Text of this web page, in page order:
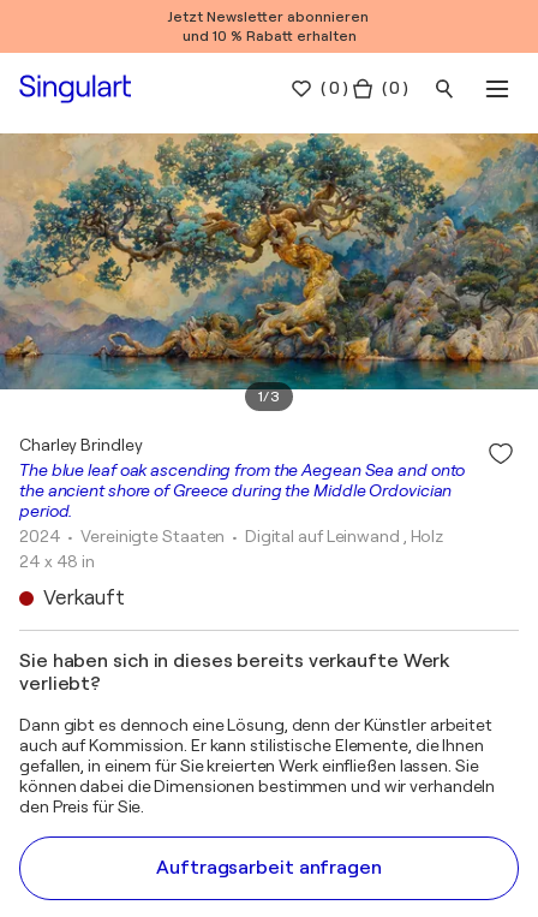
Jetzt Newsletter abonnieren
und 10 % Rabatt erhalten
(0 ) ( 0 )
1/3
The blue leaf oak ascending from the Aegean Sea and onto
the ancient shore of Greece during the Middle Ordovician
period.
Charley Brindley
2024 • Vereinigte Staaten • Digital auf Leinwand , Holz
24 x 48 in
Verkauft
Sie haben sich in dieses bereits verkaufte Werk
verliebt?
Dann gibt es dennoch eine Lösung, denn der Künstler arbeitet
auch auf Kommission. Er kann stilistische Elemente, die Ihnen
gefallen, in einem für Sie kreierten Werk einfließen lassen. Sie
können dabei die Dimensionen bestimmen und wir verhandeln
den Preis für Sie.
Auftragsarbeit anfragen